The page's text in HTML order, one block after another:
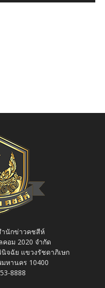
ำนักข่าวคชสีห์
คอม 2020 จำกัด
จฉัย แขวงรัชดาภิเษก
หานคร 10400
8888